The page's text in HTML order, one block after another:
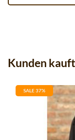
Kunden
SALE 37%